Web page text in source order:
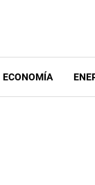
ECONOMÍA